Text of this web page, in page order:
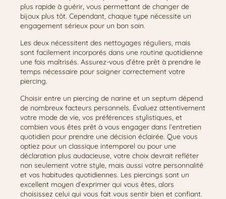
plus rapide à guérir, vous permettant de changer de
bijoux plus tôt. Cependant, chaque type nécessite un
engagement sérieux pour un bon soin.
Les deux nécessitent des nettoyages réguliers, mais
sont facilement incorporés dans une routine quotidienne
une fois maîtrisés. Assurez-vous d’être prêt à prendre le
temps nécessaire pour soigner correctement votre
piercing.
Choisir entre un piercing de narine et un septum dépend
de nombreux facteurs personnels. Évaluez attentivement
votre mode de vie, vos préférences stylistiques, et
combien vous êtes prêt à vous engager dans l’entretien
quotidien pour prendre une décision éclairée. Que vous
optiez pour un classique intemporel ou pour une
déclaration plus audacieuse, votre choix devrait refléter
non seulement votre style, mais aussi votre personnalité
et vos habitudes quotidiennes. Les piercings sont un
excellent moyen d’exprimer qui vous êtes, alors
choisissez celui qui vous fait vous sentir bien et confiant.